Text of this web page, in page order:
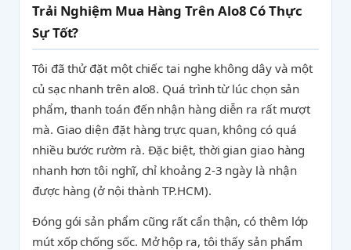
Trải Nghiệm Mua Hàng Trên Alo8 Có Thực
Sự Tốt?
Tôi đã thử đặt một chiếc tai nghe không dây và một
củ sạc nhanh trên alo8. Quá trình từ lúc chọn sản
phẩm, thanh toán đến nhận hàng diễn ra rất mượt
mà. Giao diện đặt hàng trực quan, không có quá
nhiều bước rườm rà. Đặc biệt, thời gian giao hàng
nhanh hơn tôi nghĩ, chỉ khoảng 2-3 ngày là nhận
được hàng (ở nội thành TP.HCM).
Đóng gói sản phẩm cũng rất cẩn thận, có thêm lớp
mút xốp chống sốc. Mở hộp ra, tôi thấy sản phẩm